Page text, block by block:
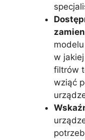
w
filtrów
wziąć